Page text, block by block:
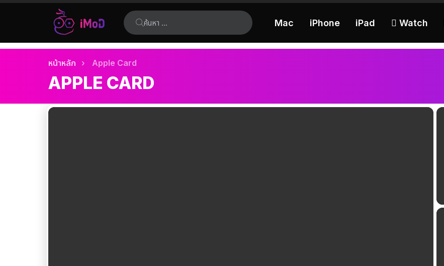
ค้นหา:
Mac iPhone iPad  Watch
เรื่อง
ล่าสุด
คุณอยู่ที่นี่:
หน้าหลัก Apple Card
APPLE CARD
เรื่อง